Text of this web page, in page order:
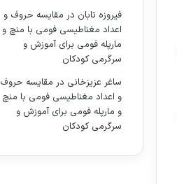
فیروزه تابان در مقایسه حروف و
اعداد مغناطیسی فومی با منچ و
مارپله فومی برای آموزش و
سرگرمی کودکان
ساغر عزیزخانی در مقایسه حروف
و اعداد مغناطیسی فومی با منچ
و مارپله فومی برای آموزش و
سرگرمی کودکان